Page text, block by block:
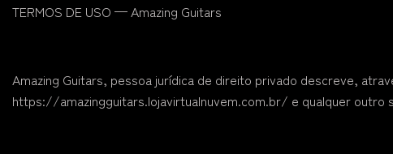
TERMOS DE USO — Amazing Guitars
Amazing Guitars, pessoa jurídica de direito privado descreve,
https://amazingguitars.lojavirtualnuvem.com.br/ e qualquer outro